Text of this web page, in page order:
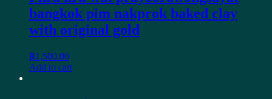
bangkok pim nakprok baked clay
with original gold
฿1,500.00
Add to cart